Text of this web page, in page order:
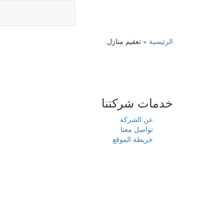
الرئيسية » تعقيم منازل
خدمات شركتنا
عن الشركة
تواصل معنا
خريطة الموقع